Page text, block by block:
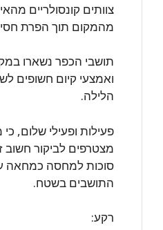
צוותים קונסולריים
מהמקום תוך הפרת
תושבי הכפר נשארו
ואמצעי קיום חשופים
הלילה.
פעילות ופעילי שלום,
מצטרפים לביקור חשוב
סוכות למחסה כמחאה
התושבים בשטח.
רקע: